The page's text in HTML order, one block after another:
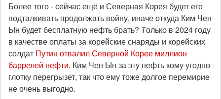
Более того - сейчас ещё и Северная Корея будет его
подталкивать продолжать войну, иначе откуда Ким Чен
Ын будет бесплатную нефть брать? Только в 2024 году
в качестве оплаты за корейские снаряды и корейских
солдат Путин отвалил Северной Корее миллион
баррелей нефти. Ким Чен Ын за эту нефть кому угодно
глотку перегрызет, так что ему тоже долгое перемирие
не очень выгодно.